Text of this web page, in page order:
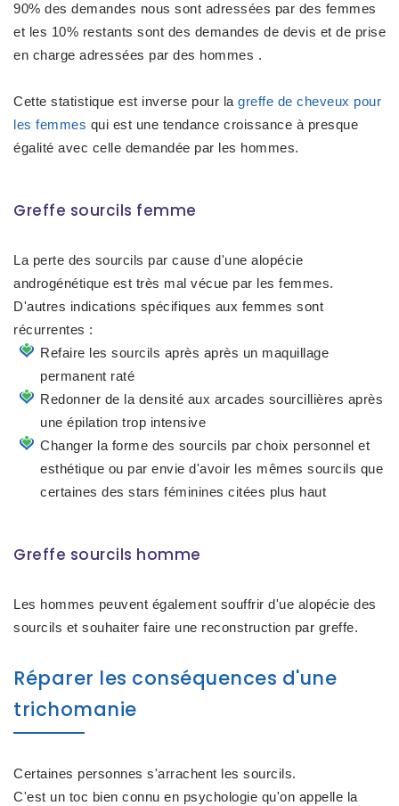
90% des demandes nous sont adressées par des femmes
et les 10% restants sont des demandes de devis et de prise
en charge adressées par des hommes .
Cette statistique est inverse pour la greffe de cheveux pour
les femmes qui est une tendance croissance à presque
égalité avec celle demandée par les hommes.
Greffe sourcils femme
La perte des sourcils par cause d'une alopécie
androgénétique est très mal vécue par les femmes.
D'autres indications spécifiques aux femmes sont
récurrentes :
Refaire les sourcils après après un maquillage
permanent raté
Redonner de la densité aux arcades sourcillières après
une épilation trop intensive
Changer la forme des sourcils par choix personnel et
esthétique ou par envie d'avoir les mêmes sourcils que
certaines des stars féminines citées plus haut
Greffe sourcils homme
Les hommes peuvent également souffrir d'ue alopécie des
sourcils et souhaiter faire une reconstruction par greffe.
Réparer les conséquences d'une
trichomanie
Certaines personnes s'arrachent les sourcils.
C'est un toc bien connu en psychologie qu'on appelle la